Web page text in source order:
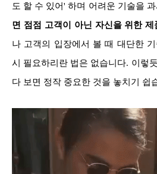
도 할 수 있어' 하며 어려운 기술을
면 점점 고객이 아닌 자신을 위한 제
나 고객의 입장에서 볼 때 대단한
시 필요하리란 법은 없습니다. 이렇
다 보면 정작 중요한 것을 놓치기 쉽